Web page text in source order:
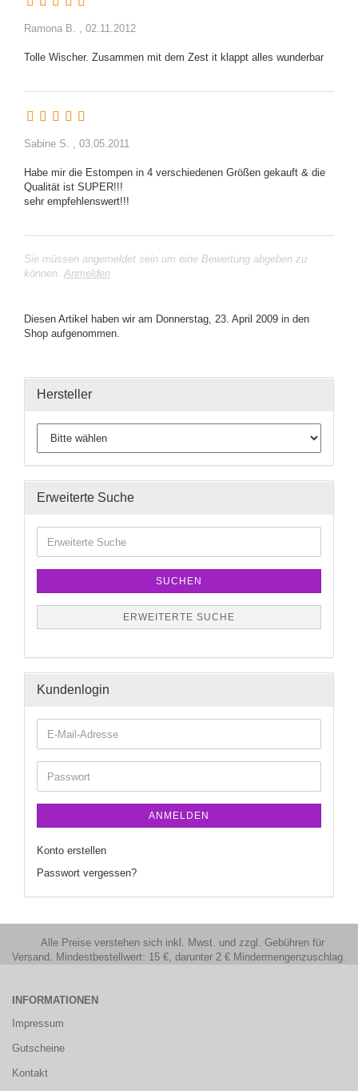
Ramona B. , 02.11.2012
Sabine S. , 03.05.2011
Habe mir die Estompen in 4 verschiedenen Größen gekauft & die
Qualität ist SUPER!!!
Sie müssen angemeldet sein um eine Bewertung abgeben zu
können. Anmelden
Diesen Artikel haben wir am Donnerstag, 23. April 2009 in den
Shop aufgenommen.
Hersteller
Erweiterte Suche
SUCHEN
ERWEITERTE SUCHE
Kundenlogin
ANMELDEN
Konto erstellen
Passwort vergessen?
Alle Preise verstehen sich inkl. Mwst. und zzgl. Gebühren für
Versand. Mindestbestellwert: 15 €, darunter 2 € Mindermengenzuschlag.
INFORMATIONEN
Impressum
Gutscheine
Kontakt